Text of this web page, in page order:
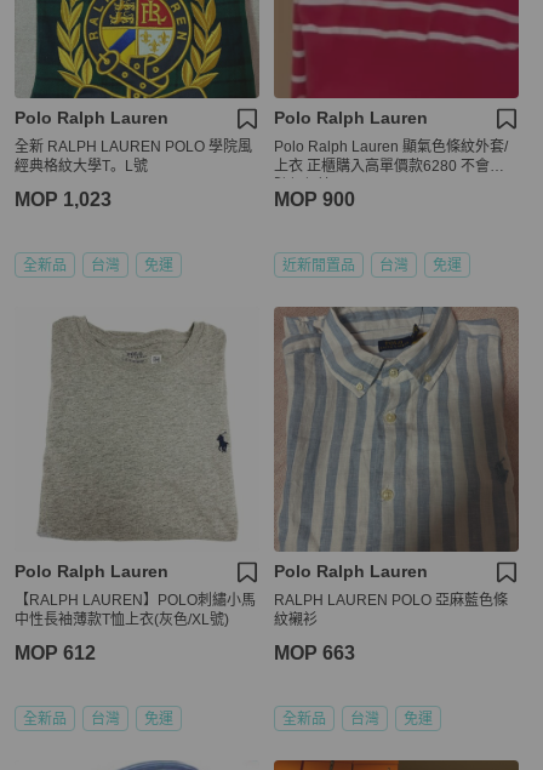
Polo Ralph Lauren
全新 RALPH LAUREN POLO 學院風
經典格紋大學T。L號
MOP 1,023
全新品 台灣 免運
Polo Ralph Lauren
Polo Ralph Lauren 顯氣色條紋外套/
上衣 正櫃購入高單價款6280 不會隨
MOP 900
近新閒置品 台灣 免運
Polo Ralph Lauren
【RALPH LAUREN】POLO刺繡小馬
中性長袖薄款T恤上衣(灰色/XL號)
MOP 612
全新品 台灣 免運
Polo Ralph Lauren
RALPH LAUREN POLO 亞麻藍色條
紋襯衫
MOP 663
全新品 台灣 免運